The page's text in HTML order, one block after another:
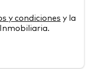
y condiciones y la